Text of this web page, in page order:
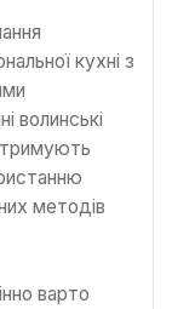
кухні з
волинські
методів
варто